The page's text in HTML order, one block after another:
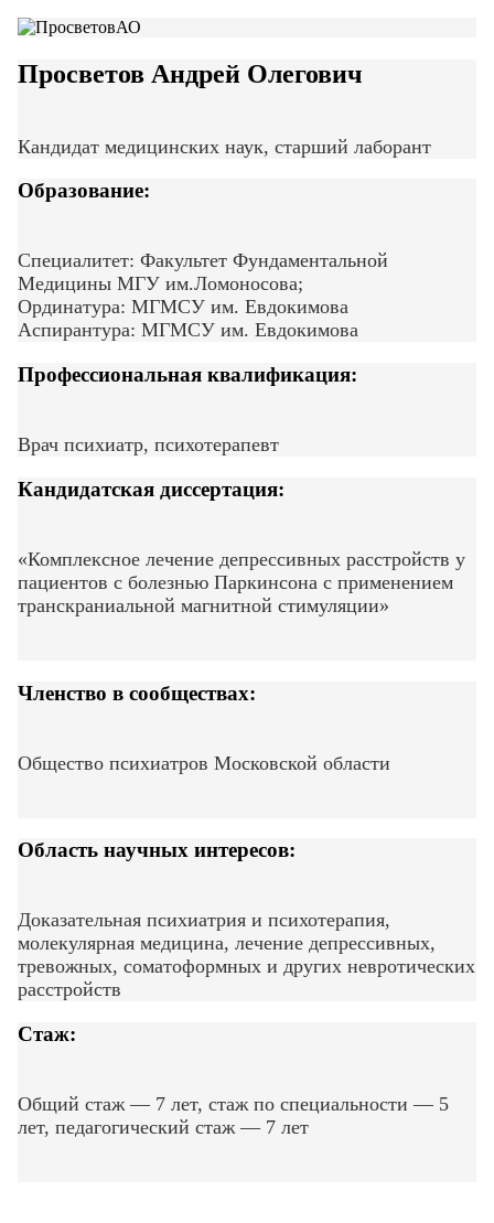
Просветов Андрей Олегович
Кандидат медицинских наук, старший лаборант
Образование:
Специалитет: Факультет Фундаментальной
Медицины МГУ им.Ломоносова;
Ординатура: МГМСУ им. Евдокимова
Аспирантура: МГМСУ им. Евдокимова
Профессиональная квалификация:
Врач психиатр, психотерапевт
Кандидатская диссертация:
«Комплексное лечение депрессивных расстройств у
пациентов с болезнью Паркинсона с применением
транскраниальной магнитной стимуляции»
Членство в сообществах:
Общество психиатров Московской области
Область научных интересов:
Доказательная психиатрия и психотерапия,
молекулярная медицина, лечение депрессивных,
тревожных, соматоформных и других невротических
расстройств
Стаж:
Общий стаж — 7 лет, стаж по специальности — 5
лет, педагогический стаж — 7 лет